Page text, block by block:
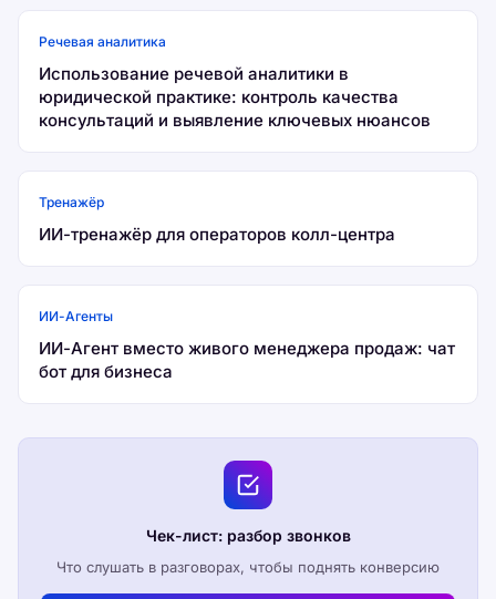
Речевая аналитика
Использование речевой аналитики в
юридической практике: контроль качества
консультаций и выявление ключевых нюансов
Тренажёр
ИИ-тренажёр для операторов колл-центра
ИИ-Агенты
ИИ-Агент вместо живого менеджера продаж: чат
бот для бизнеса
Чек-лист: разбор звонков
Что слушать в разговорах, чтобы поднять конверсию